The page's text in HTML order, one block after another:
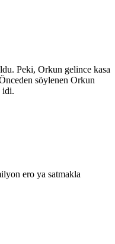
Peki, Orkun gelince kasa
söylenen Orkun
idi.
ero ya satmakla